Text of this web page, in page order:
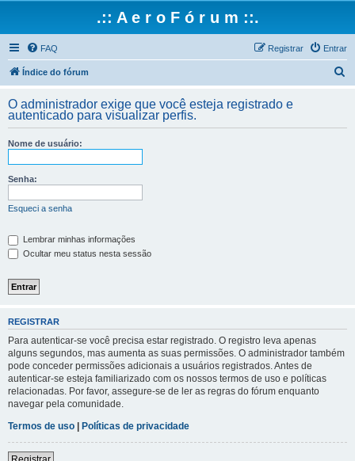
.:: A e r o F ó r u m ::.
FAQ Entrar
Registrar
Índice do fórum
q
O administrador exige que você esteja registrado e
autenticado para visualizar perfis.
Nome de usuário:
Senha:
Esqueci a senha
Lembrar minhas informações
Ocultar meu status nesta sessão
REGISTRAR
Para autenticar-se você precisa estar registrado. O registro leva apenas
alguns segundos, mas aumenta as suas permissões. O administrador também
pode conceder permissões adicionais a usuários registrados. Antes de
autenticar-se esteja familiarizado com os nossos termos de uso e políticas
relacionadas. Por favor, assegure-se de ler as regras do fórum enquanto
navegar pela comunidade.
Termos de uso | Políticas de privacidade